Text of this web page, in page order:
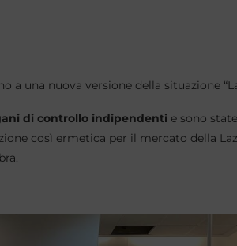
una nuova versione della situazione
di controllo indipendenti e sono
così ermetica per il mercato della